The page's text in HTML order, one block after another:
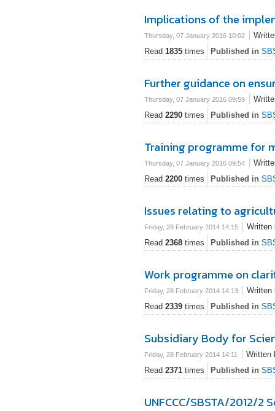
Implications of the
Thursday, 07 January 2016 10:02
Read 1835 times Published in
Further guidance on
Thursday, 07 January 2016 09:59
Read 2290 times Published in
Training programme for
Thursday, 07 January 2016 09:54
Read 2200 times Published in
Issues relating to
Friday, 28 February 2014 14:15
Read 2368 times Published in
Work programme on
Friday, 28 February 2014 14:13
Read 2339 times Published in
Subsidiary Body for
Friday, 28 February 2014 14:11
Written
Read 2371 times Published in
UNFCCC/SBSTA/2012/